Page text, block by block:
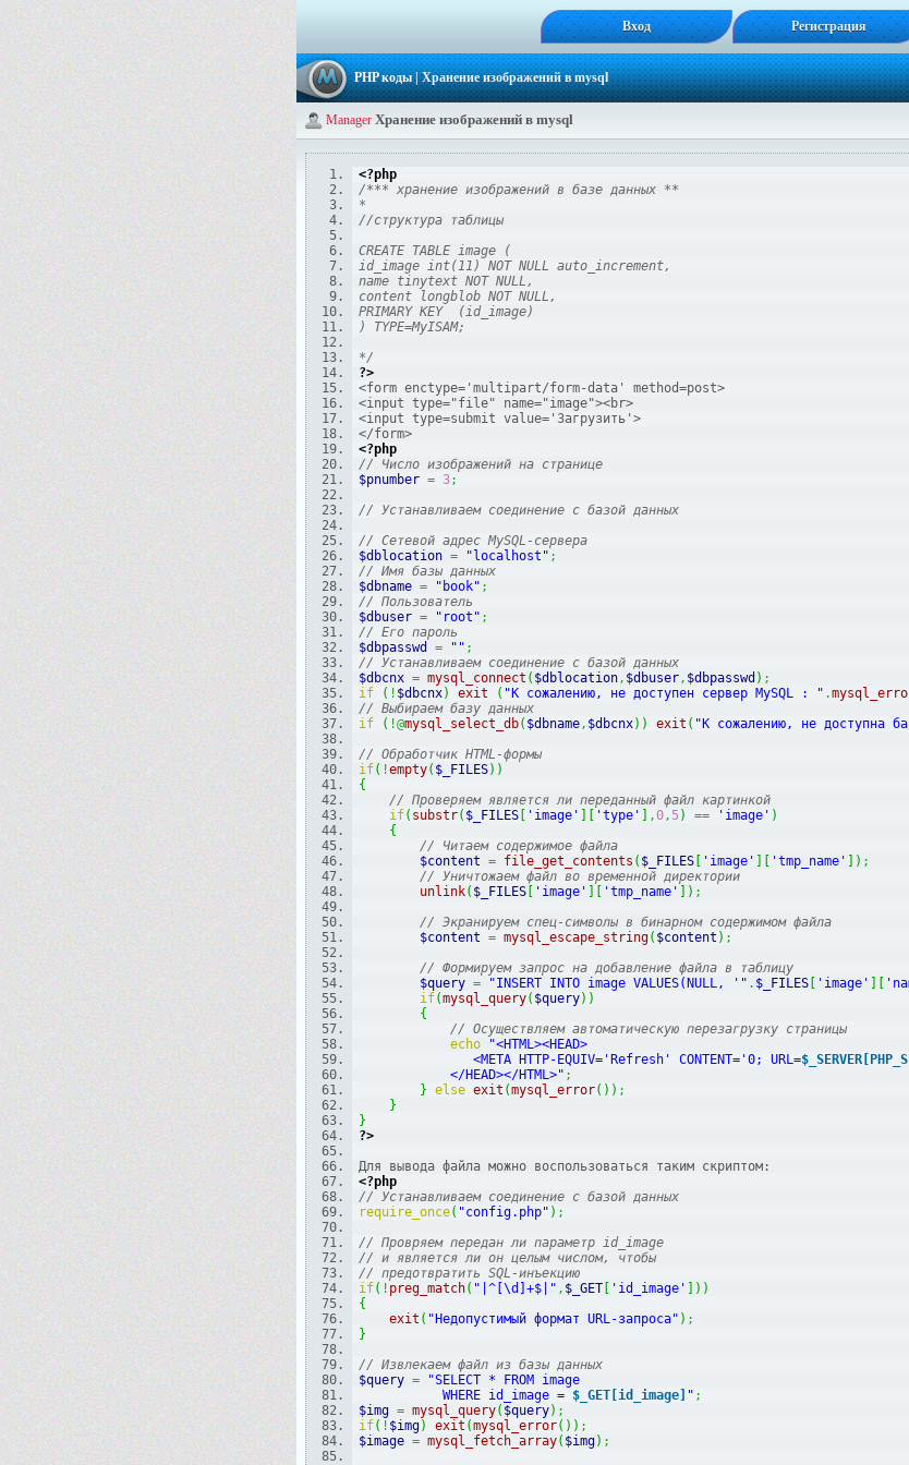
Вход Регистрация
PHP коды| Хранение изображений в mysql
Manager Хранение изображений в mysql
<?php
/*** хранение изображений в базе данных **
*
//структура таблицы
CREATE TABLE image (
id_image int(11) NOT NULL auto_increment,
name tinytext NOT NULL,
content longblob NOT NULL,
PRIMARY KEY  (id_image)
) TYPE=MyISAM;
*/
?>
<form enctype='multipart/form-data' method=post>
<input type="file" name="image"><br>
<input type=submit value='Загрузить'>
</form>
<?php
// Число изображений на странице
$pnumber = 3;
// Устанавливаем соединение с базой данных
// Сетевой адрес MySQL-сервера
$dblocation = "localhost" ;
// Имя базы данных
$dbname = "book" ;
// Пользователь
$dbuser = "root" ;
// Его пароль
$dbpasswd
= "" ;
// Устанавливаем соединение с базой данных
$dbcnx = mysql_connect ( $dblocation, $dbuser, $dbpasswd ) ;
if
( ! $dbcnx) exit ( "К сожалению, не доступен сервер MySQL : " .
// Выбираем базу данных
if
( !@mysql_select_db( $dbname, $dbcnx) ) exit ( "К сожалению, не доступна
// Обработчик HTML-формы
if( !empty( $_FILES) )
{
// Проверяем является ли переданный файл картинкой
if( substr( $_FILES 'image' 'type' ,0, 5) == 'image' )
{
// Читаем содержимое файла
$content = file_get_contents ( $_FILES 'image' 'tmp_name' ) ;
// Уничтожаем файл во временной директории
unlink( $_FILES 'image' 'tmp_name' ) ;
// Экранируем спец-символы в бинарном содержимом файла
$content = mysql_escape_string( $content ) ;
// Формируем запрос на добавление файла в таблицу
$query = "INSERT INTO image VALUES(NULL, '" . $_FILES 'image'
if(mysql_query( $query) )
{
// Осуществляем автоматическую перезагрузку страницы
echo
"<HTML><HEAD>
               <META HTTP-EQUIV='Refresh' CONTENT='0; URL=
            </HEAD></HTML>"
;
} else exit (mysql_error( ) ) ;
}
}
?>
Для вывода файла можно воспользоваться таким скриптом:
<?php
// Устанавливаем соединение с базой данных
require_once( "config.php" ) ;
// Провряем передан ли параметр id_image
// и является ли он целым числом, чтобы
// предотвратить SQL-инъекцию
if( ! preg_match( "|^[\d]+$|" , $_GET 'id_image' ) )
{
exit ( "Недопустимый формат URL-запроса" ) ;
}
// Извлекаем файл из базы данных
$query =
"SELECT * FROM image
           WHERE id_image =
$_GET[id_image] " ;
$img = mysql_query( $query) ;
if( ! $img) exit (mysql_error( ) ) ;
$image = mysql_fetch_array( $img) ;